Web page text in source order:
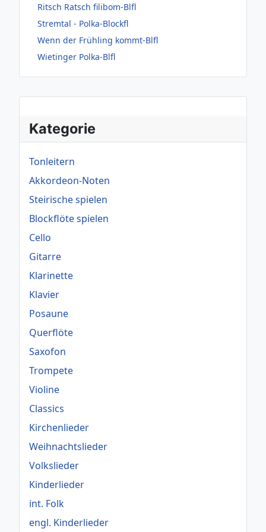
Kategorie
Tonleitern
Akkordeon-Noten
Steirische spielen
Blockflöte spielen
Cello
Gitarre
Klarinette
Klavier
Posaune
Querflöte
Saxofon
Trompete
Violine
Classics
Kirchenlieder
Weihnachtslieder
Volkslieder
Kinderlieder
int. Folk
engl. Kinderlieder
Ritsch Ratsch filibom-Blfl
Stremtal - Polka-Blockfl
Wenn der Frühling kommt-Blfl
Wietinger Polka-Blfl